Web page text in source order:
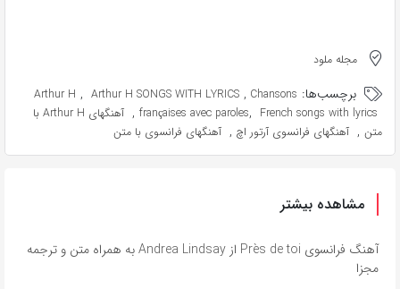
مجله ملود
برچسب‌ها: Arthur H , Arthur H SONGS WITH LYRICS , Chansons
françaises avec paroles, French songs with lyrics
,
آهنگهای Arthur H با
متن , آهنگهای فرانسوی آرتور اچ , آهنگهای فرانسوی با متن
مشاهده بیشتر
آهنگ فرانسوی Près de toi از Andrea Lindsay به همراه متن و ترجمه
مجزا